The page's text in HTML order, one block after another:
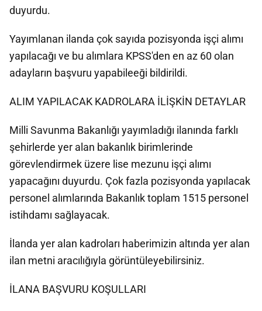
duyurdu.
Yayımlanan ilanda çok sayıda pozisyonda işçi alımı
yapılacağı ve bu alımlara KPSS'den en az 60 olan
adayların başvuru yapabileeği bildirildi.
ALIM YAPILACAK KADROLARA İLİŞKİN DETAYLAR
Milli Savunma Bakanlığı yayımladığı ilanında farklı
şehirlerde yer alan bakanlık birimlerinde
görevlendirmek üzere lise mezunu işçi alımı
yapacağını duyurdu. Çok fazla pozisyonda yapılacak
personel alımlarında Bakanlık toplam 1515 personel
istihdamı sağlayacak.
İlanda yer alan kadroları haberimizin altında yer alan
ilan metni aracılığıyla görüntüleyebilirsiniz.
İLANA BAŞVURU KOŞULLARI